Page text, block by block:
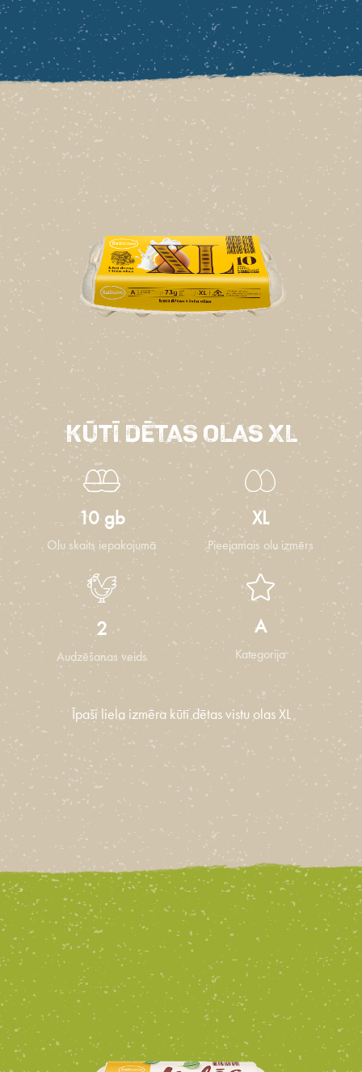
Kūtī dētas olas XL
10 gb
Olu skaits iepakojumā
XL
Pieejamais olu izmērs
2
Audzēšanas veids
A
Kategorija
Īpaši liela izmēra kūtī dētas vistu olas XL